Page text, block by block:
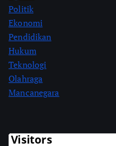
Politik
Ekonomi
Pendidikan
Hukum
Teknologi
Olahraga
Mancanegara